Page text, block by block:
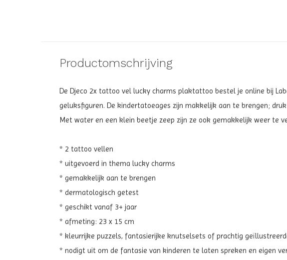
Productomschrijving
De Djeco 2x tattoo vel lucky charms plaktattoo bestel je online bij
geluksfiguren. De kindertatoeages zijn makkelijk aan te brengen;
Met water en een klein beetje zeep zijn ze ook gemakkelijk weer te
* 2 tattoo vellen
* uitgevoerd in thema lucky charms
* gemakkelijk aan te brengen
* dermatologisch getest
* geschikt vanaf 3+ jaar
* afmeting: 23 x 15 cm
* kleurrijke puzzels, fantasierijke knutselsets of prachtig
* nodigt uit om de fantasie van kinderen te laten spreken en eigen